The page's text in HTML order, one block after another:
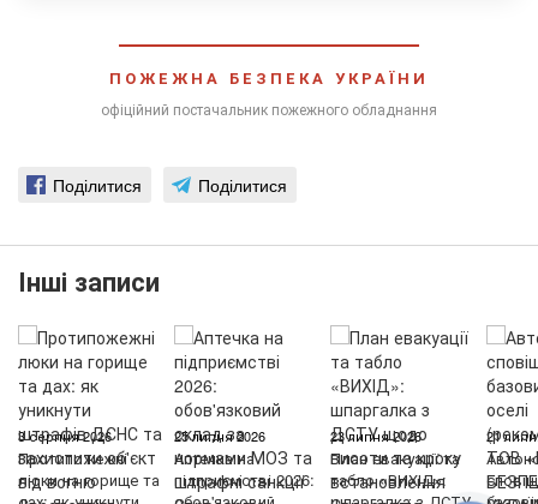
ПОЖЕЖНА БЕЗПЕКА УКРАЇНИ
офіційний постачальник пожежного обладнання
Поділитися Поділитися
Інші записи
3 серпня 2026
Протипожежні
люки на горище та
25 липня 2026
Аптечка на
підприємстві 2026:
23 липня 2026
План евакуації та
табло «ВИХІД»:
21